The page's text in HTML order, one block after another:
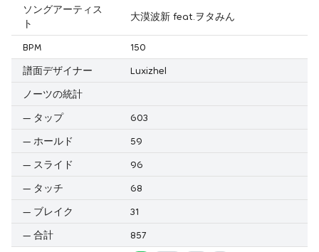
ソングアーティス
ト
大漠波新 feat.ヲタみん
BPM
150
譜面デザイナー
Luxizhel
ノーツの統計
— タップ
603
— ホールド
59
— スライド
96
— タッチ
68
— ブレイク
31
— 合計 857